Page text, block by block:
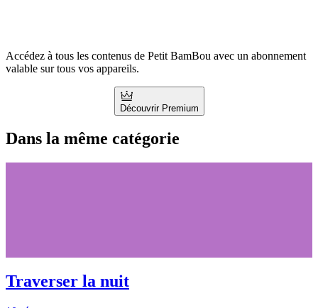
Accédez à tous les contenus de Petit BamBou avec un abonnement
valable sur tous vos appareils.
Découvrir Premium
Dans la même catégorie
Traverser la nuit